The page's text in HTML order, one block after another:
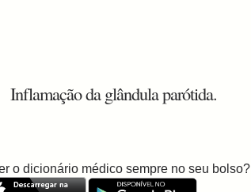
Inflamação da glândula parótida.
o dicionário médico sempre no seu bolso?